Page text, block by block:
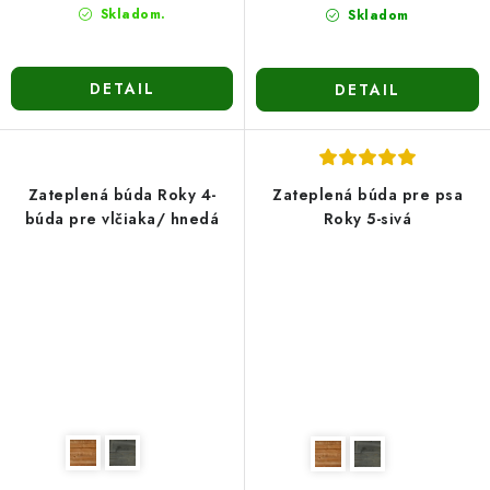
Skladom.
DETAIL
Skladom
DETAIL
Zateplená búda Roky 4-
búda pre vlčiaka/ hnedá
Zateplená búda pre psa
Roky 5-sivá